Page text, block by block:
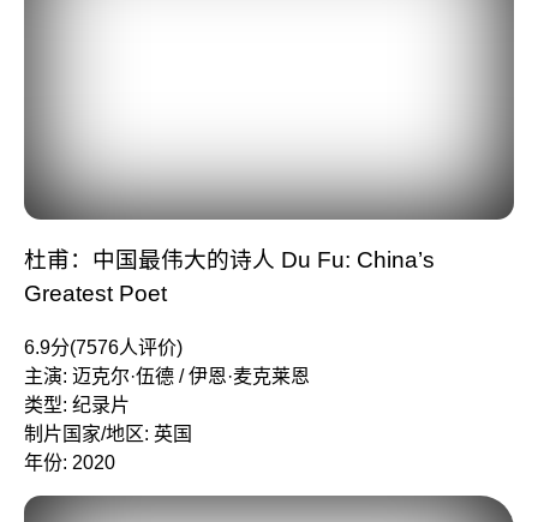
杜甫：中国最伟大的诗人 Du Fu: China’s
Greatest Poet
6.9分(7576人评价)
主演: 迈克尔·伍德 / 伊恩·麦克莱恩
类型: 纪录片
制片国家/地区: 英国
年份: 2020